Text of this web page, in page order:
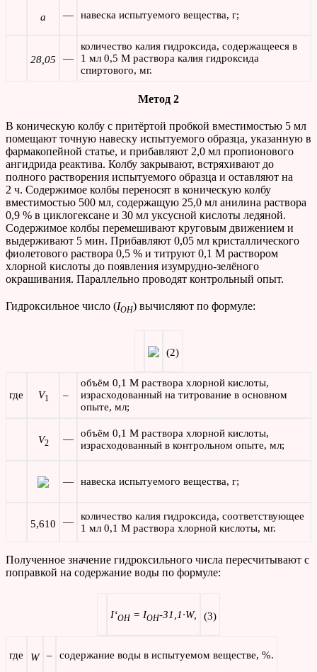
а — навеска испытуемого вещества, г;
28,05 —
количество калия гидроксида, содержащееся в
1 мл 0,5 М раствора калия гидроксида
спиртового, мг.
Метод 2
В коническую колбу с притёртой пробкой вместимостью 5 мл
помещают точную навеску испытуемого образца, указанную в
фармакопейной статье, и прибавляют 2,0 мл пропионового
ангидрида реактива. Колбу закрывают, встряхивают до
полного растворения испытуемого образца и оставляют на
2 ч. Содержимое колбы переносят в коническую колбу
вместимостью 500 мл, содержащую 25,0 мл анилина раствора
0,9 % в циклогексане и 30 мл уксусной кислоты ледяной.
Содержимое колбы перемешивают круговым движением и
выдерживают 5 мин. Прибавляют 0,05 мл кристаллического
фиолетового раствора 0,5 % и титруют 0,1 М раствором
хлорной кислоты до появления изумрудно-зелёного
окрашивания. Параллельно проводят контрольный опыт.
Гидроксильное число (IOH) вычисляют по формуле:
(2)
где V1 –
объём 0,1 М раствора хлорной кислоты,
израсходованный на титрование в основном
опыте, мл;
V2 —
объём 0,1 М раствора хлорной кислоты,
израсходованный в контрольном опыте, мл;
— навеска испытуемого вещества, г;
5,610 —
количество калия гидроксида, соответствующее
1 мл 0,1 М раствора хлорной кислоты, мг.
Полученное значение гидроксильного числа пересчитывают с
поправкой на содержание воды по формуле:
I‘OH = IOH-31,1·W, (3)
где W – содержание воды в испытуемом веществе, %.